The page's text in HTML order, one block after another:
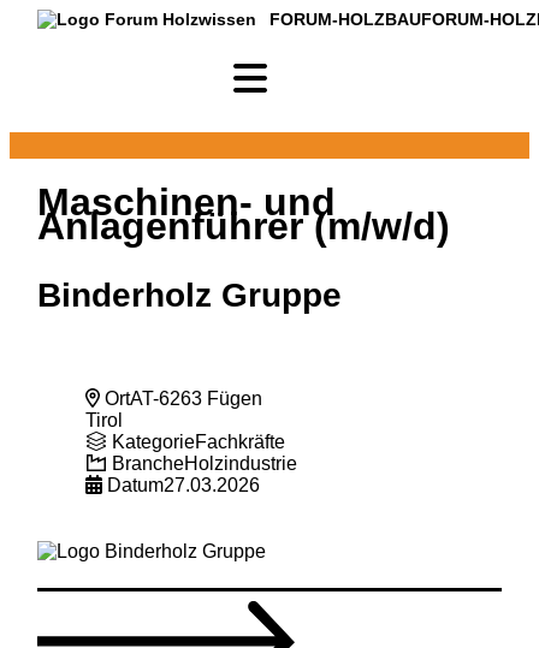
FORUM-HOLZBAUFORUM-
Maschinen- und
Anlagenführer (m/w/d)
Binderholz Gruppe
OrtAT-6263 Fügen
Tirol
KategorieFachkräfte
BrancheHolzindustrie
Datum27.03.2026